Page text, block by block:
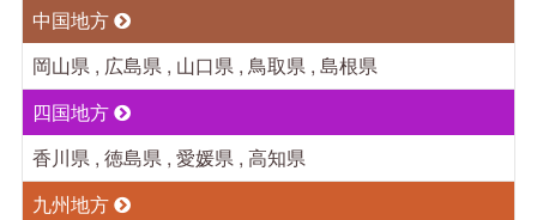
中国地方
岡山県 , 広島県 , 山口県 , 鳥取県 , 島根県
四国地方
香川県 , 徳島県 , 愛媛県 , 高知県
九州地方